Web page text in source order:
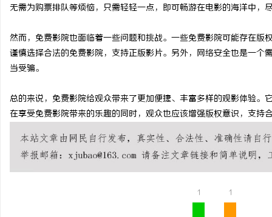
无需为购票排队等烦恼，只需轻轻一点，即可畅游在电影的海洋中，
然而，免费影院也面临着一些问题和挑战。一些免费影院可能存在
谨慎选择合法的免费影院，支持正版影片。另外，网络安全也是一
当受骗。
总的来说，免费影院给观众带来了更加便捷、丰富多样的观影体验
在享受免费影院带来的乐趣的同时，观众也应该增强版权意识，支持
1 1
武汉配眼镜 上海配眼镜